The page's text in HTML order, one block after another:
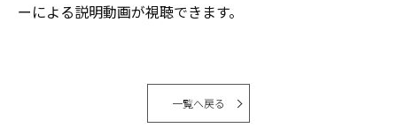
ーによる説明動画が視聴できます。
一覧へ戻る